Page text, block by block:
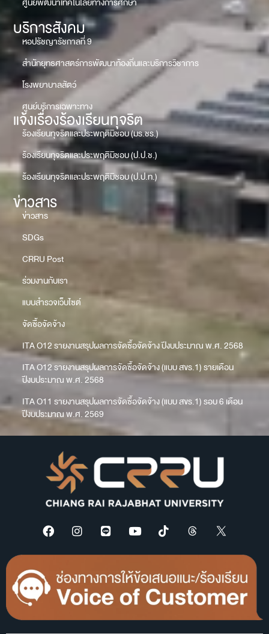
บริการสังคม
หอปรัชญารัชกาลที่ 9
สำนักยุทธศาสตร์การพัฒนาท้องถิ่นและบริการวิชาการ
โรงพยาบาลสัตว์
ศูนย์บริการเฉพาะทาง
แจ้งเรื่องร้องเรียนทุจริต
ร้องเรียนทุจริตและประพฤติมิชอบ (มร.ชร.)
ร้องเรียนทุจริตและประพฤติมิชอบ (ป.ป.ช.)
ร้องเรียนทุจริตและประพฤติมิชอบ (ป.ป.ท.)
ข่าวสาร
ข่าวสาร
SDGs
CRRU Post
ร่วมงานกับเรา
แบบสำรวจเว็บไซต์
จัดซื้อจัดจ้าง
ITA O12 รายงานสรุปผลการจัดซื้อจัดจ้าง ปีงบประมาณ พ.ศ. 2568
ITA O12 รายงานสรุปผลการจัดซื้อจัดจ้าง (แบบ สขร.1) รายเดือน
ปีงบประมาณ พ.ศ. 2568
ITA O11 รายงานสรุปผลการจัดซื้อจัดจ้าง (แบบ สขร.1) รอบ 6 เดือน
ปีงบประมาณ พ.ศ. 2569